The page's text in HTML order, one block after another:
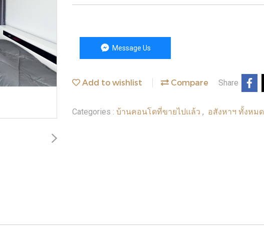
Message Us
Add to wishlist Compare Share
Categories : บ้านคอนโดที่ขายไปแล้ว , อสังหาฯ ทั้งหมด